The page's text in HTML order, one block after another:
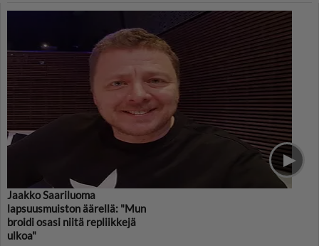
Jaakko Saariluoma
lapsuusmuiston äärellä: "Mun
broidi osasi niitä repliikkejä
ulkoa"